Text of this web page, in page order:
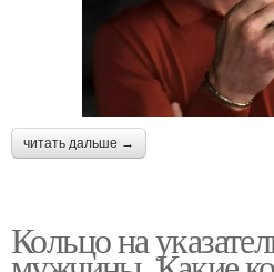
читать дальше →
Кольцо на